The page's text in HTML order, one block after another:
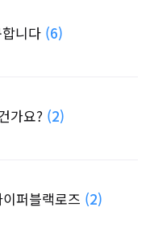
니다 (6)
가요? (2)
퍼블랙로즈 (2)